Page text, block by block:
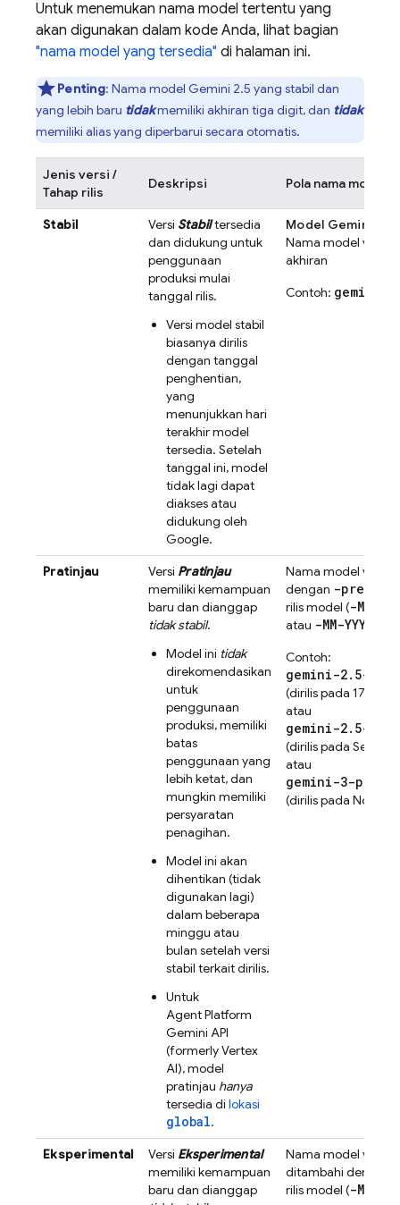
Untuk menemukan nama model tertentu yang
akan digunakan dalam kode Anda, lihat bagian
"nama model yang tersedia" di halaman ini.
Penting: Nama model Gemini 2.5 yang stabil dan
yang lebih baru tidakmemiliki akhiran tiga digit, dan tidak
memiliki alias yang diperbarui secara otomatis.
Jenis versi /
Tahap rilis
Deskripsi Pola nama model
Stabil Versi Stabiltersedia
dan didukung untuk
penggunaan
produksi mulai
tanggal rilis.
Versi model stabil
biasanya dirilis
dengan tanggal
penghentian,
yang
menunjukkan hari
terakhir model
tersedia. Setelah
tanggal ini, model
tidak lagi dapat
diakses atau
didukung oleh
Google.
Model Gemini 2.5
Nama model versi
akhiran
Contoh: gemini-
Pratinjau Versi Pratinjau
memiliki kemampuan
baru dan dianggap
tidak stabil.
Model ini tidak
direkomendasikan
untuk
penggunaan
produksi, memiliki
batas
penggunaan yang
lebih ketat, dan
mungkin memiliki
persyaratan
penagihan.
Model ini akan
dihentikan (tidak
digunakan lagi)
dalam beberapa
minggu atau
bulan setelah versi
stabil terkait dirilis.
Untuk
Agent Platform
Gemini API
(formerly Vertex
AI), model
pratinjau hanya
tersedia di lokasi
global.
Nama model versi
dengan -preview
rilis model (-MM-DD
atau -MM-YYYY
Contoh:
gemini-2.5-
(dirilis pada 17 April
atau
gemini-2.5-
(dirilis pada
atau
gemini-3-pro-
(dirilis pada
Eksperimental Versi Eksperimental
memiliki kemampuan
baru dan dianggap
Nama model versi
ditambahi dengan
rilis model (-MM-DD